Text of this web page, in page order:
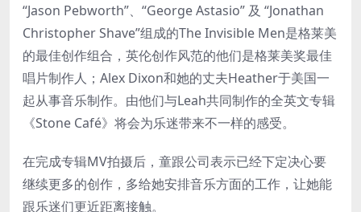
“Jason Pebworth”、“George Astasio” 及 “Jonathan
Christopher Shave”组成的The Invisible Men是格莱美
的最佳创作组合，英伦创作风范的他们是格莱美奖最佳
唱片制作人；Alex Dixon和她的丈夫Heather于美国一
起从事音乐制作。由他们与Leah共同制作的全英文专辑
《Stone Café》将会为乐迷带来不一样的感受。
在完成专辑MV拍摄后，童跟公司表示已经下定决心要
继续更多的创作，多给她安排音乐方面的工作，让她能
跟乐迷们更近距离接触。